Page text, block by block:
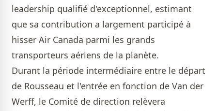
leadership qualifié d'exceptionnel, estimant
que sa contribution a largement participé à
hisser Air Canada parmi les grands
transporteurs aériens de la planète.
Durant la période intermédiaire entre le départ
de Rousseau et l'entrée en fonction de Van der
Werff, le Comité de direction relèvera